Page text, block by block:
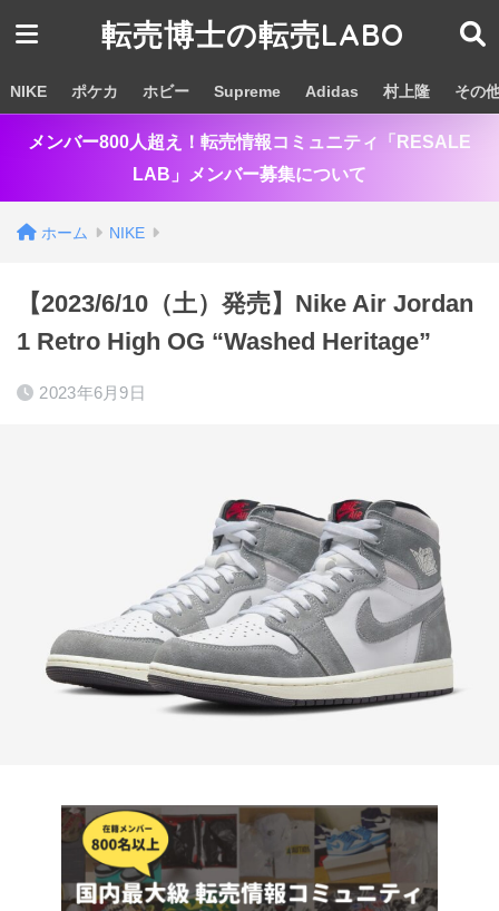
転売博士の転売LABO
NIKE ポケカ ホビー Supreme Adidas 村上隆 その
メンバー800人超え！転売情報コミュニティ「RESALE
LAB」メンバー募集について
ホーム NIKE
【2023/6/10（土）発売】Nike Air Jordan
1 Retro High OG “Washed Heritage”
2023年6月9日